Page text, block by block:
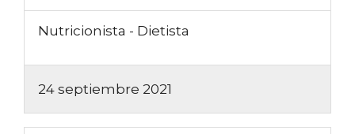
Nutricionista - Dietista
24 septiembre 2021